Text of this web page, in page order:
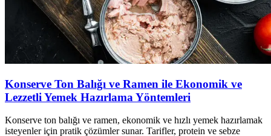
Konserve Ton Balığı ve Ramen ile Ekonomik ve
Lezzetli Yemek Hazırlama Yöntemleri
Konserve ton balığı ve ramen, ekonomik ve hızlı yemek hazırlamak
isteyenler için pratik çözümler sunar. Tarifler, protein ve sebze